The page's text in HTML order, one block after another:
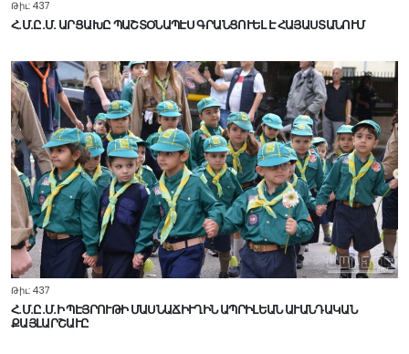
Թիւ: 437
Հ.Մ.Ը.Մ. ԱՐՑԱԽԸ ՊԱՇՏՕՆԱՊԷՍ ԳՐԱՆՑՈՒԵԼ Է ՀԱՅԱՍՏԱՆՈՒՄ
Թիւ: 437
Հ.Մ.Ը.Մ.Ի ՊԷՅՐՈՒԹԻ ՄԱՍՆԱՃԻՒՂԻՆ ԱՊՐԻԼԵԱՆ ԱՒԱՆԴԱԿԱՆ
ՔԱՅԼԱՐՇԱՒԸ